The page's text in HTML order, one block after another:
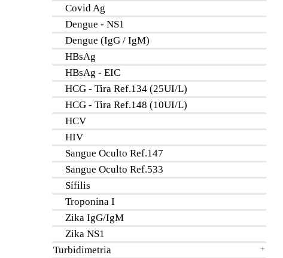
Covid Ag
Dengue - NS1
Dengue (IgG / IgM)
HBsAg
HBsAg - EIC
HCG - Tira Ref.134 (25UI/L)
HCG - Tira Ref.148 (10UI/L)
HCV
HIV
Sangue Oculto Ref.147
Sangue Oculto Ref.533
Sífilis
Troponina I
Zika IgG/IgM
Zika NS1
Turbidimetria
+